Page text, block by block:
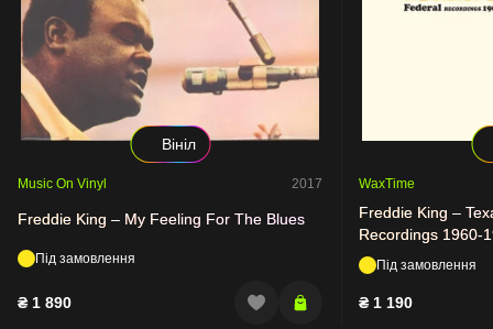
Вініл
Music On Vinyl 2017
Freddie King – My Feeling For The Blues
Під замовлення
₴ 1 890
WaxTime
Freddie King –
Recordings 1960-
Під замовлення
₴ 1 190